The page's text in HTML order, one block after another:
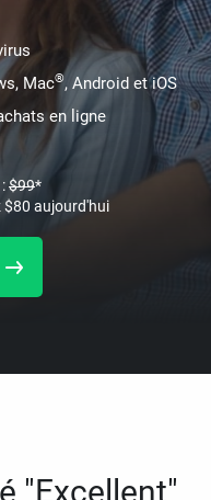
Mac®, Android et iOS
en ligne
$99*
$80 aujourd'hui
"Excellent"